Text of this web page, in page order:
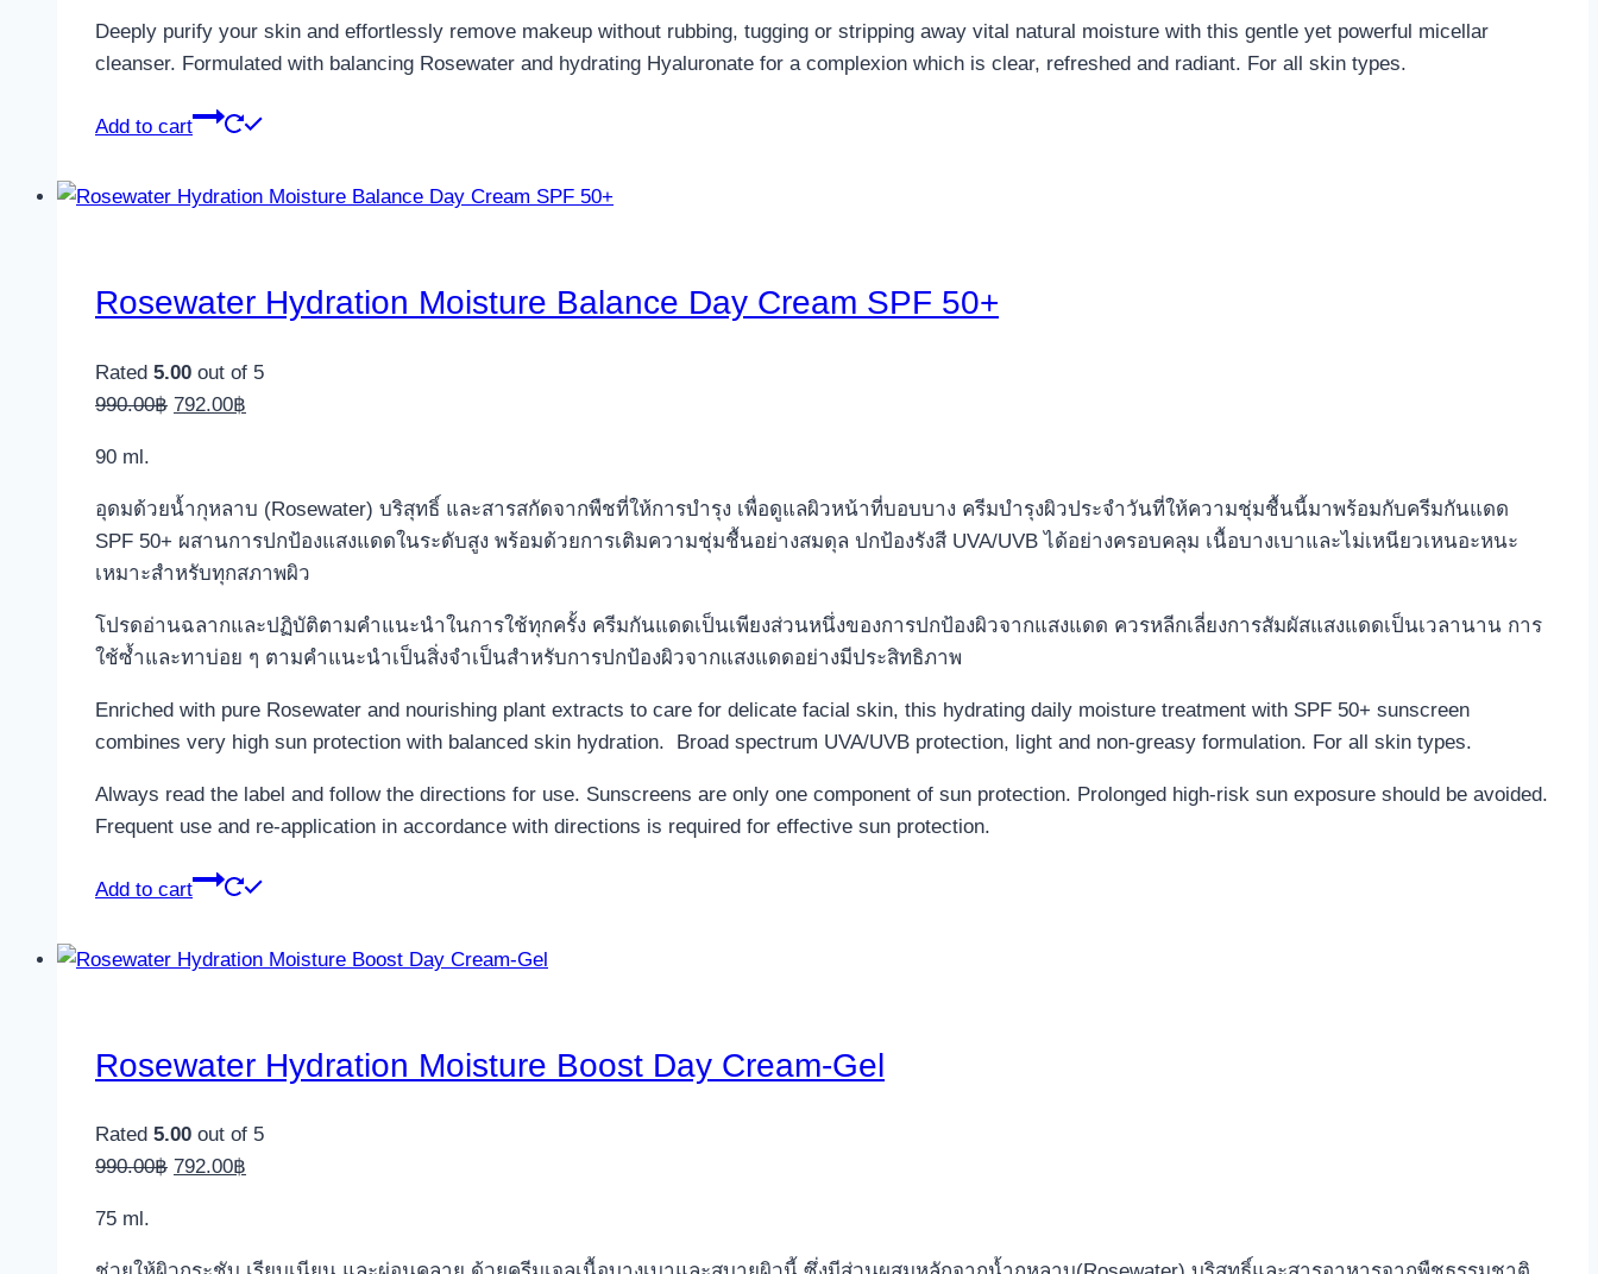
Deeply purify your skin and effortlessly remove makeup without rubbing, tugging or stripping away vital natural moisture with this gentle yet powerful micellar
cleanser. Formulated with balancing Rosewater and hydrating Hyaluronate for a complexion which is clear, refreshed and radiant. For all skin types.
Add to cart
Rosewater Hydration Moisture Balance Day Cream SPF 50+
Rated 5.00 out of 5
990.00฿ Original
990.00฿.
792.00฿
792.00฿.
90 ml.
อุดมด้วยน้ำกุหลาบ (Rosewater) บริสุทธิ์ และสารสกัดจากพืชที่ให้การบำรุง เพื่อดูแลผิวหน้าที่บอบบาง ครีมบำรุงผิวประจำวันที่ให้ความชุ่มชื้นนี้มาพร้อมกับครีมกันแดด
SPF 50+ ผสานการปกป้องแสงแดดในระดับสูง พร้อมด้วยการเติมความชุ่มชื้นอย่างสมดุล ปกป้องรังสี UVA/UVB ได้อย่างครอบคลุม เนื้อบางเบาและไม่เหนียวเหนอะหนะ
เหมาะสำหรับทุกสภาพผิว
โปรดอ่านฉลากและปฏิบัติตามคำแนะนำในการใช้ทุกครั้ง ครีมกันแดดเป็นเพียงส่วนหนึ่งของการปกป้องผิวจากแสงแดด ควรหลีกเลี่ยงการสัมผัสแสงแดดเป็นเวลานาน การ
ใช้ซ้ำและทาบ่อย ๆ ตามคำแนะนำเป็นสิ่งจำเป็นสำหรับการปกป้องผิวจากแสงแดดอย่างมีประสิทธิภาพ
Enriched with pure Rosewater and nourishing plant extracts to care for delicate facial skin, this hydrating daily moisture treatment with SPF 50+ sunscreen
combines very high sun protection with balanced skin hydration. Broad spectrum UVA/UVB protection, light and non-greasy formulation. For all skin types.
Always read the label and follow the directions for use. Sunscreens are only one component of sun protection. Prolonged high-risk sun exposure should be avoided.
Frequent use and re-application in accordance with directions is required for effective sun protection.
Add to cart
Rosewater Hydration Moisture Boost Day Cream-Gel
Rated 5.00 out of 5
990.00฿ Original
990.00฿.
792.00฿
792.00฿.
75 ml.